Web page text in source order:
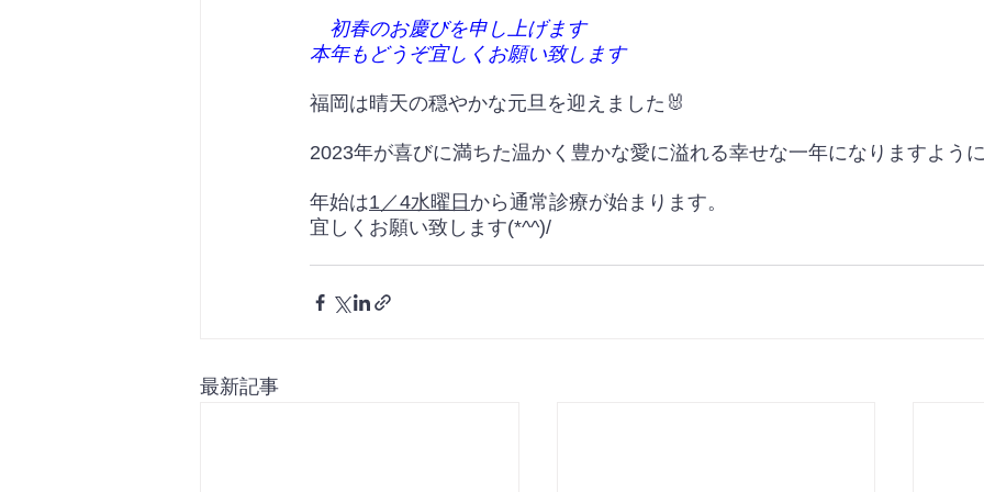
初春のお慶びを申し上げます
本年もどうぞ宜しくお願い致します
福岡は晴天の穏やかな元旦を迎えました🐰
2023年が喜びに満ちた温かく豊かな愛に溢れる幸せな一年になりますよ
年始は1／4水曜日 から通常診療が始まります。
宜しくお願い致します(*^^)/
最新記事